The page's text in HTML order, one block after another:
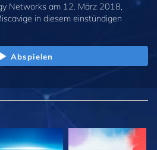
Networks am 12. März 2018,
in diesem einstündigen
Abspielen